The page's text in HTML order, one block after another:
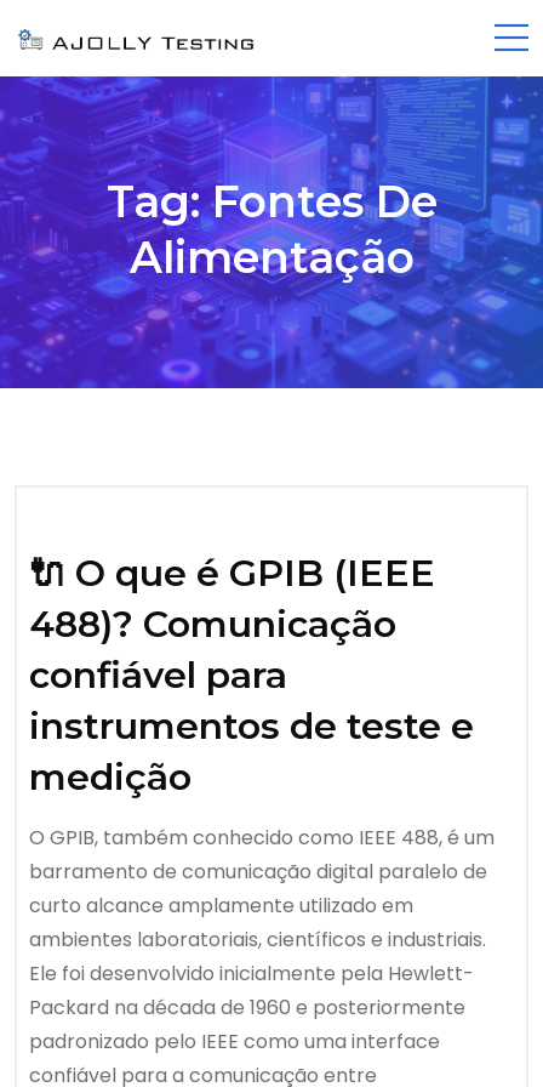
Tag:Fontes De
Alimentação
🔌 O que é GPIB (IEEE
488)? Comunicação
confiável para
instrumentos de teste e
medição
O GPIB, também conhecido como IEEE 488, é um
barramento de comunicação digital paralelo de
curto alcance amplamente utilizado em
ambientes laboratoriais, científicos e industriais.
Ele foi desenvolvido inicialmente pela Hewlett-
Packard na década de 1960 e posteriormente
padronizado pelo IEEE como uma interface
confiável para a comunicação entre